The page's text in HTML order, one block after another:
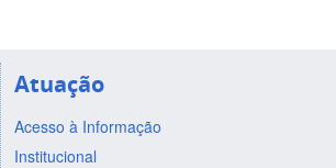
Atuação
Acesso à Informação
Institucional